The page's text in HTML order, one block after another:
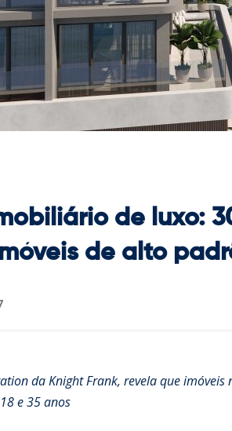
de luxo:
de alto
da Knight Frank, revela que
e 35 anos